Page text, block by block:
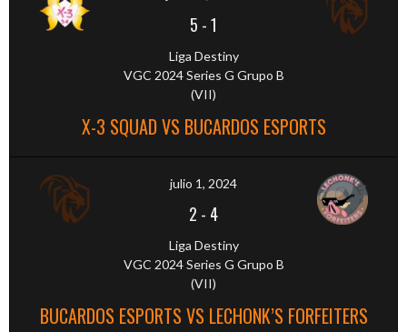
5 -1
Liga Destiny
VGC 2024 Series G Grupo B
(VII)
X-3 SQUAD VS BUCARDOS ESPORTS
julio 1, 2024
2 - 4
Liga Destiny
VGC 2024 Series G Grupo B
(VII)
BUCARDOS ESPORTS VS LECHONK’S FORFEITERS